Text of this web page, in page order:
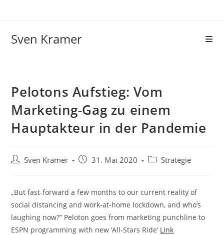
Sven Kramer
Pelotons Aufstieg: Vom
Marketing-Gag zu einem
Hauptakteur in der Pandemie
Sven Kramer 31. Mai 2020 Strategie
„But fast-forward a few months to our current reality of
social distancing and work-at-home lockdown, and who’s
laughing now?“ Peloton goes from marketing punchline to
ESPN programming with new ‘All-Stars Ride’ Link